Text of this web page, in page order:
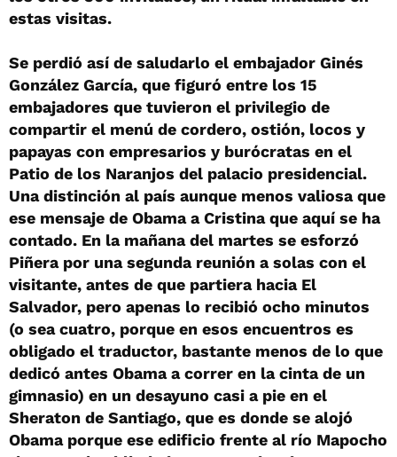
estas visitas.
Se perdió así de saludarlo el embajador Ginés
González García, que figuró entre los 15
embajadores que tuvieron el privilegio de
compartir el menú de cordero, ostión, locos y
papayas con empresarios y burócratas en el
Patio de los Naranjos del palacio presidencial.
Una distinción al país aunque menos valiosa que
ese mensaje de Obama a Cristina que aquí se ha
contado. En la mañana del martes se esforzó
Piñera por una segunda reunión a solas con el
visitante, antes de que partiera hacia El
Salvador, pero apenas lo recibió ocho minutos
(o sea cuatro, porque en esos encuentros es
obligado el traductor, bastante menos de lo que
dedicó antes Obama a correr en la cinta de un
gimnasio) en un desayuno casi a pie en el
Sheraton de Santiago, que es donde se alojó
Obama porque ese edificio frente al río Mapocho